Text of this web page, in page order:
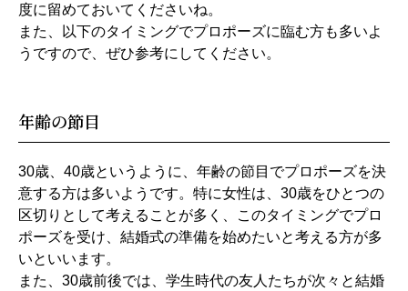
度に留めておいてくださいね。
また、以下のタイミングでプロポーズに臨む方も多いよ
うですので、ぜひ参考にしてください。
年齢の節目
30歳、40歳というように、年齢の節目でプロポーズを決
意する方は多いようです。特に女性は、30歳をひとつの
区切りとして考えることが多く、このタイミングでプロ
ポーズを受け、結婚式の準備を始めたいと考える方が多
いといいます。
また、30歳前後では、学生時代の友人たちが次々と結婚